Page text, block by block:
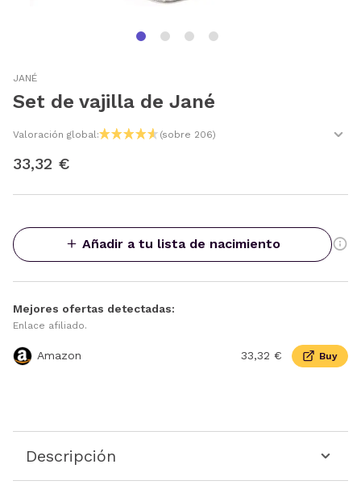
JANÉ
Set de vajilla de Jané
Valoración global: (sobre 206)
33,32 €
Añadir a tu lista de nacimiento
Mejores ofertas detectadas:
Enlace afiliado.
Amazon 33,32 € Buy
Descripción